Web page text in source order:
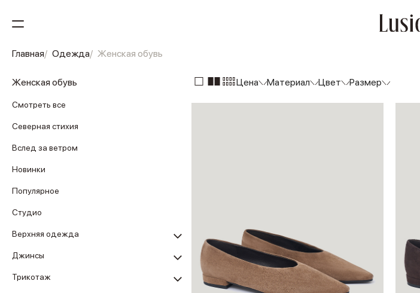
Главная Одежда Женская обувь
Женская обувь
Смотреть все
Северная стихия
Вслед за ветром
Новинки
Популярное
Студио
Верхняя одежда
Джинсы
Трикотаж
Цена Материал Цвет Размер